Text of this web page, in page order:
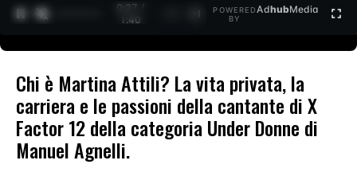
0:28 /
1:40
POWERED
BY
AdhubMedia
Chi è Martina Attili? La vita privata, la
carriera e le passioni della cantante di X
Factor 12 della categoria Under Donne di
Manuel Agnelli.